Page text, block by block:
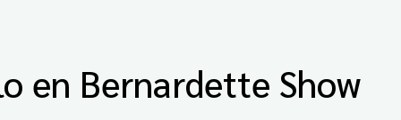
en Bernardette Show